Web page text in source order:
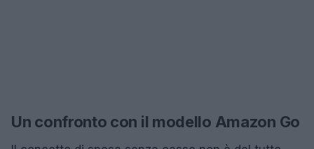
Un confronto con il modello Amazon Go